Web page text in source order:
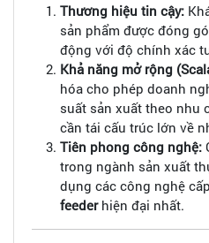
Thương hiệu tin cậy:
sản phẩm được đóng
động với độ chính xác
Khả năng mở rộng
hóa cho phép doanh
suất sản xuất theo nhu
cần tái cấu trúc lớn về
Tiên phong công nghệ:
trong ngành sản xuất
dụng các công nghệ
feederhiện đại nhất.